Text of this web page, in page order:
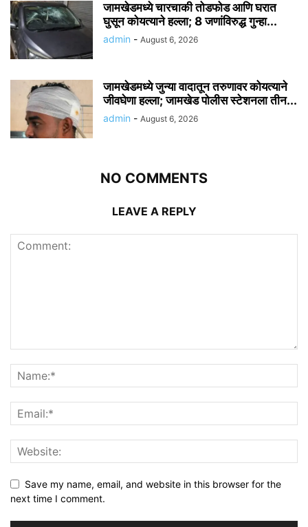
जामखेडमध्ये चारचाकी तोडफोड आणि घरात
घुसून कोयत्याने हल्ला; 8 जणांविरुद्ध गुन्हा...
admin - August 6, 2026
जामखेडमध्ये जुन्या वादातून तरुणावर कोयत्याने
जीवघेणा हल्ला; जामखेड पोलीस स्टेशनला तीन...
admin - August 6, 2026
NO COMMENTS
LEAVE A REPLY
Save my name, email, and website in this browser for the
next time I comment.